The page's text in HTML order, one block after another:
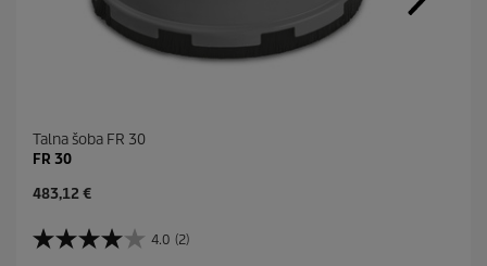
Talna šoba FR 30
FR 30
C
r
483,12 €
4.0 (2)
4